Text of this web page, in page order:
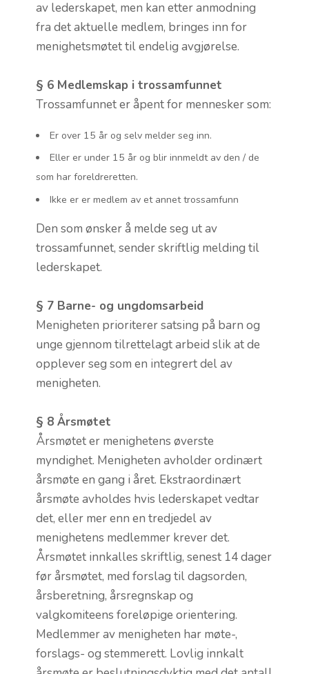
av lederskapet, men kan etter anmodning
fra det aktuelle medlem, bringes inn for
menighetsmøtet til endelig avgjørelse.
§ 6 Medlemskap i trossamfunnet
Trossamfunnet er åpent for mennesker som:
Er over 15 år og selv melder seg inn.
Eller er under 15 år og blir innmeldt av den / de
som har foreldreretten.
Ikke er er medlem av et annet trossamfunn
Den som ønsker å melde seg ut av
trossamfunnet, sender skriftlig melding til
lederskapet.
§ 7 Barne- og ungdomsarbeid
Menigheten prioriterer satsing på barn og
unge gjennom tilrettelagt arbeid slik at de
opplever seg som en integrert del av
menigheten.
§ 8 Årsmøtet
Årsmøtet er menighetens øverste
myndighet. Menigheten avholder ordinært
årsmøte en gang i året. Ekstraordinært
årsmøte avholdes hvis lederskapet vedtar
det, eller mer enn en tredjedel av
menighetens medlemmer krever det.
Årsmøtet innkalles skriftlig, senest 14 dager
før årsmøtet, med forslag til dagsorden,
årsberetning, årsregnskap og
valgkomiteens foreløpige orientering.
Medlemmer av menigheten har møte-,
forslags- og stemmerett. Lovlig innkalt